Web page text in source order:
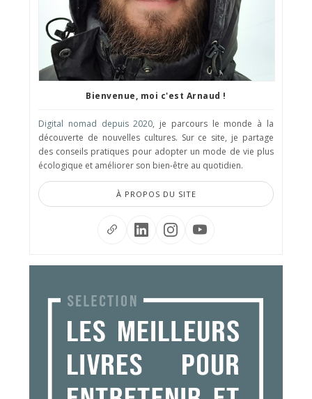
Bienvenue, moi c'est Arnaud !
Digital nomad depuis 2020, je parcours le monde à la
découverte de nouvelles cultures. Sur ce site, je partage
des conseils pratiques pour adopter un mode de vie plus
écologique et améliorer son bien-être au quotidien.
À PROPOS DU SITE